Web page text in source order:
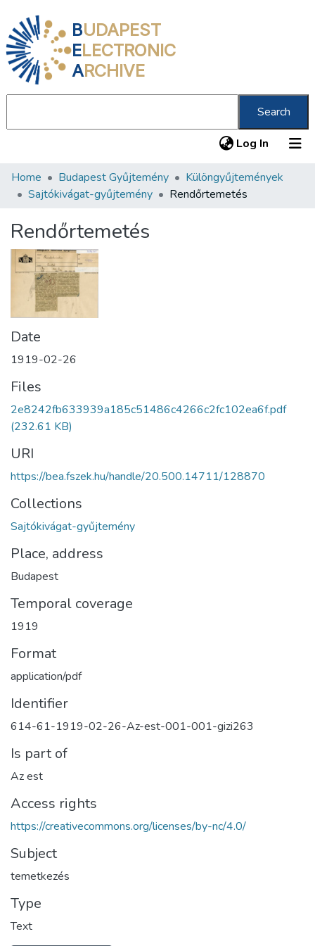
BUDAPEST
ELECTRONIC
ARCHIVE
Search
Log In (current)
Communities & Collections
Statistics
About us
Home Budapest Gyűjtemény
Különgyűjtemények
Sajtókivágat-gyűjtemény
Rendőrtemetés
Rendőrtemetés
Date
1919-02-26
Files
2e8242fb633939a185c51486c4266c2fc102ea6f.pdf
(232.61 KB)
URI
https://bea.fszek.hu/handle/20.500.14711/128870
Collections
Sajtókivágat-gyűjtemény
Place, address
Budapest
Temporal coverage
1919
Format
application/pdf
Identifier
614-61-1919-02-26-Az-est-001-001-gizi263
Is part of
Az est
Access rights
https://creativecommons.org/licenses/by-nc/4.0/
Subject
temetkezés
Type
Text